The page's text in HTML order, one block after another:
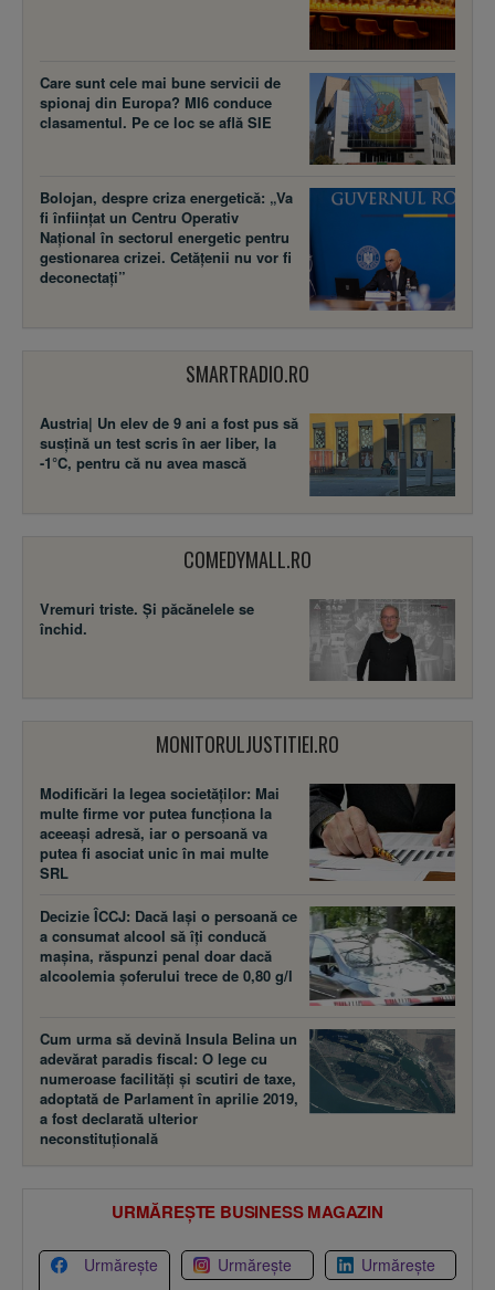
Care sunt cele mai bune servicii de
spionaj din Europa? MI6 conduce
clasamentul. Pe ce loc se află SIE
Bolojan, despre criza energetică: „Va
fi înființat un Centru Operativ
Național în sectorul energetic pentru
gestionarea crizei. Cetățenii nu vor fi
deconectați”
SMARTRADIO.RO
Austria| Un elev de 9 ani a fost pus să
susţină un test scris în aer liber, la
-1°C, pentru că nu avea mască
COMEDYMALL.RO
Vremuri triste. Şi păcănelele se
închid.
MONITORULJUSTITIEI.RO
Modificări la legea societăţilor: Mai
multe firme vor putea funcţiona la
aceeaşi adresă, iar o persoană va
putea fi asociat unic în mai multe
SRL
Decizie ÎCCJ: Dacă laşi o persoană ce
a consumat alcool să îţi conducă
maşina, răspunzi penal doar dacă
alcoolemia şoferului trece de 0,80 g/l
Cum urma să devină Insula Belina un
adevărat paradis fiscal: O lege cu
numeroase facilităţi şi scutiri de taxe,
adoptată de Parlament în aprilie 2019,
a fost declarată ulterior
neconstituţională
URMĂREȘTE BUSINESS MAGAZIN
Urmărește Urmărește Urmărește